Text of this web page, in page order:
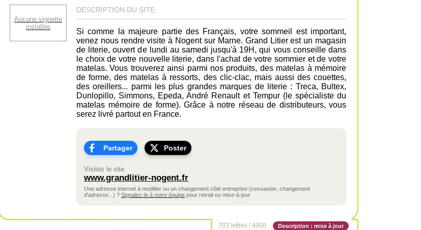
Aucune vignette
installée
DESCRIPTION DU SITE
Si comme la majeure partie des Français, votre sommeil est important,
venez nous rendre visite à Nogent sur Marne. Grand Litier est un magasin
de literie, ouvert de lundi au samedi jusqu'à 19H, qui vous conseille dans
le choix de votre nouvelle literie, dans l'achat de votre sommier et de votre
matelas. Vous trouverez ainsi parmi nos produits, des matelas à mémoire
de forme, des matelas à ressorts, des clic-clac, mais aussi des couettes,
des oreillers... parmi les plus grandes marques de literie : Treca, Bultex,
Dunlopillo, Simmons, Epeda, André Renault et Tempur (le spécialiste du
matelas mémoire de forme). Grâce à notre réseau de distributeurs, vous
serez livré partout en France.
Partager Poster
Visitez le site
www.grandlitier-nogent.fr
Une adresse internet à modifier ou un changement côté entreprise (cessasion, changement
d'adresse...) ? Signalez-le à notre équipe pour retrait ou mise-à-jour
703 lettres / 4000
Description : mise à jour